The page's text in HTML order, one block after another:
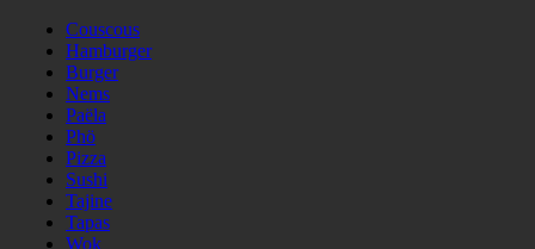
Couscous
Hamburger
Burger
Nems
Paëla
Phö
Pizza
Sushi
Tajine
Tapas
Wok